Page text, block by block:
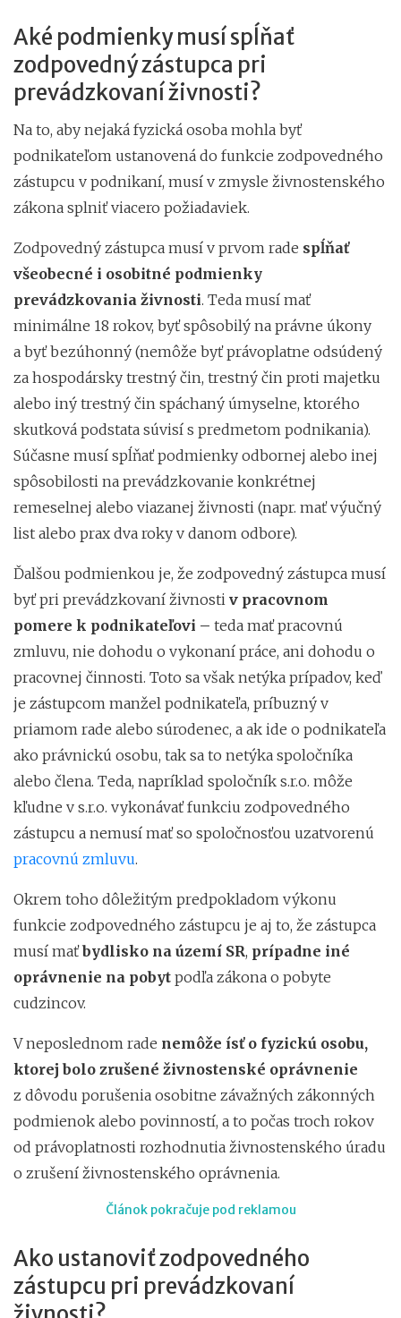
Aké podmienky musí spĺňať
zodpovedný zástupca pri
prevádzkovaní živnosti?
Na to, aby nejaká fyzická osoba mohla byť
podnikateľom ustanovená do funkcie zodpovedného
zástupcu v podnikaní, musí v zmysle živnostenského
zákona splniť viacero požiadaviek.
Zodpovedný zástupca musí v prvom rade spĺňať
všeobecné i osobitné podmienky
prevádzkovania živnosti. Teda musí mať
minimálne 18 rokov, byť spôsobilý na právne úkony
a byť bezúhonný (nemôže byť právoplatne odsúdený
za hospodársky trestný čin, trestný čin proti majetku
alebo iný trestný čin spáchaný úmyselne, ktorého
skutková podstata súvisí s predmetom podnikania).
Súčasne musí spĺňať podmienky odbornej alebo inej
spôsobilosti na prevádzkovanie konkrétnej
remeselnej alebo viazanej živnosti (napr. mať výučný
list alebo prax dva roky v danom odbore).
Ďalšou podmienkou je, že zodpovedný zástupca musí
byť pri prevádzkovaní živnosti v pracovnom
pomere k podnikateľovi – teda mať pracovnú
zmluvu, nie dohodu o vykonaní práce, ani dohodu o
pracovnej činnosti. Toto sa však netýka prípadov, keď
je zástupcom manžel podnikateľa, príbuzný v
priamom rade alebo súrodenec, a ak ide o podnikateľa
ako právnickú osobu, tak sa to netýka spoločníka
alebo člena. Teda, napríklad spoločník s.r.o. môže
kľudne v s.r.o. vykonávať funkciu zodpovedného
zástupcu a nemusí mať so spoločnosťou uzatvorenú
pracovnú zmluvu.
Okrem toho dôležitým predpokladom výkonu
funkcie zodpovedného zástupcu je aj to, že zástupca
musí maťbydlisko na území SR, prípadne iné
oprávnenie na pobyt podľa zákona o pobyte
cudzincov.
V neposlednom rade nemôže ísť o fyzickú osobu,
ktorej bolo zrušené živnostenské oprávnenie
z dôvodu porušenia osobitne závažných zákonných
podmienok alebo povinností, a to počas troch rokov
od právoplatnosti rozhodnutia živnostenského úradu
o zrušení živnostenského oprávnenia.
Článok pokračuje pod reklamou
Ako ustanoviť zodpovedného
zástupcu pri prevádzkovaní